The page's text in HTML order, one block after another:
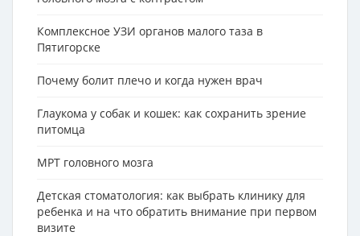
Комплексное УЗИ органов малого таза в
Пятигорске
Почему болит плечо и когда нужен врач
Глаукома у собак и кошек: как сохранить зрение
питомца
МРТ головного мозга
Детская стоматология: как выбрать клинику для
ребенка и на что обратить внимание при первом
визите